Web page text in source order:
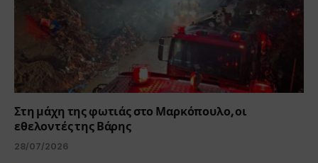
Στη μάχη της φωτιάς στο Μαρκόπουλο, οι
εθελοντές της Βάρης
28/07/2026